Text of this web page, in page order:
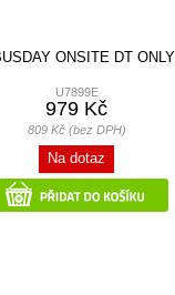
ONSITE DT
U7899E
979 Kč
809 Kč (bez DPH)
Na dotaz